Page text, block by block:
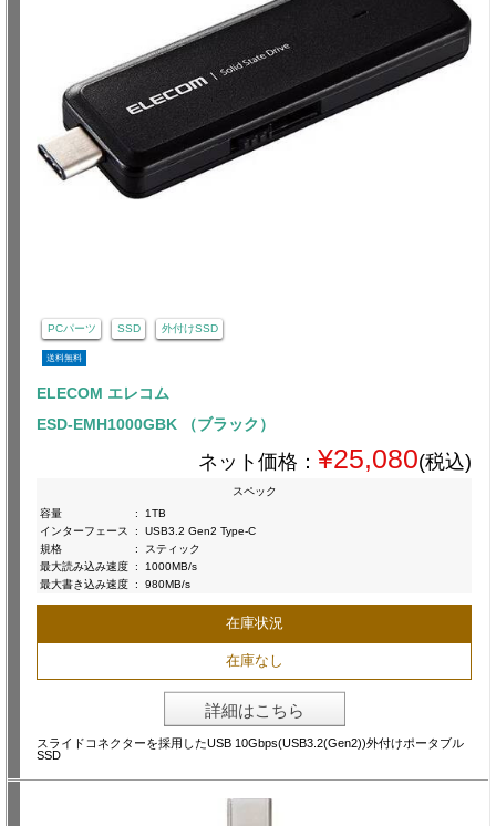
PCパーツ SSD 外付けSSD
送料無料
ELECOM エレコム
ESD-EMH1000GBK （ブラック）
ネット価格： ¥25,080(税込)
スペック
容量
:
1TB
インターフェース
:
USB3.2 Gen2 Type-C
規格
:
スティック
最大読み込み速度 :
1000MB/s
最大書き込み速度 : 980MB/s
在庫状況
在庫なし
詳細はこちら
スライドコネクターを採用したUSB 10Gbps(USB3.2(Gen2))外付けポータブル
SSD